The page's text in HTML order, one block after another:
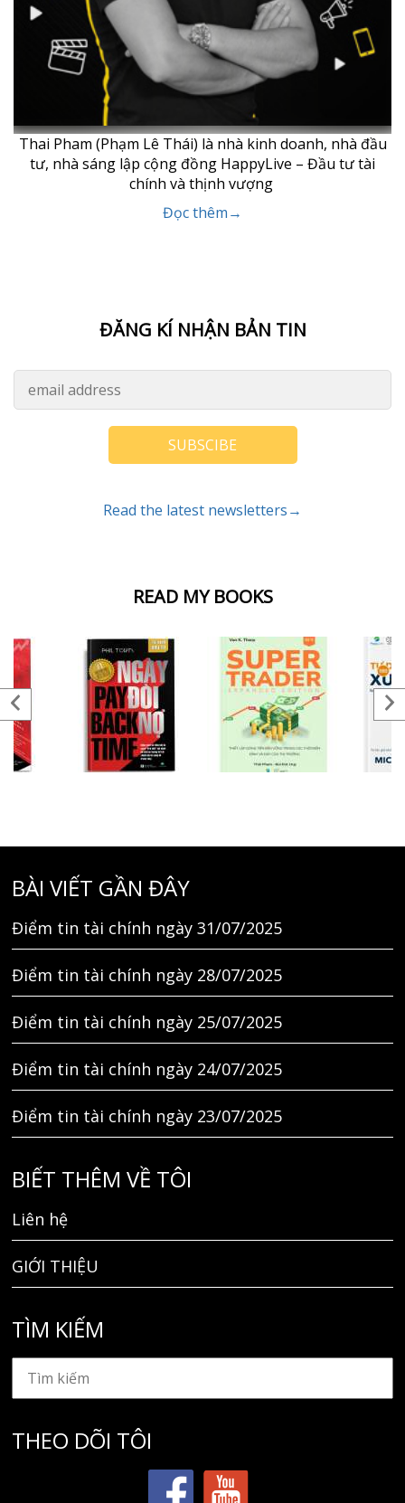
READ MY BOOKS
Thai Pham (Phạm Lê Thái) là nhà kinh doanh, nhà đầu
tư, nhà sáng lập cộng đồng HappyLive – Đầu tư tài
chính và thịnh vượng
Đọc thêm→
ĐĂNG KÍ NHẬN BẢN TIN
SUBSCIBE
Read the latest newsletters→
BÀI VIẾT GẦN ĐÂY
Điểm tin tài chính ngày 31/07/2025
Điểm tin tài chính ngày 28/07/2025
Điểm tin tài chính ngày 25/07/2025
Điểm tin tài chính ngày 24/07/2025
Điểm tin tài chính ngày 23/07/2025
BIẾT THÊM VỀ TÔI
Liên hệ
GIỚI THIỆU
TÌM KIẾM
THEO DÕI TÔI